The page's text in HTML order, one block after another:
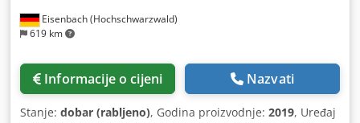
Eisenbach (Hochschwarzwald)
619 km
Informacije o cijeni Nazvati
Stanje: dobar (rabljeno), Godina proizvodnje: 2019, Uređaj